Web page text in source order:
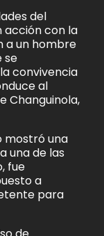
del
acción con la
a un hombre
se
convivencia
al
Changuinola,
mostró una
una de las
fue
a
para